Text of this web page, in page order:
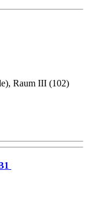
Raum III (102)